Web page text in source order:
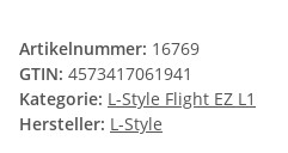
Artikelnummer: 16769
GTIN: 4573417061941
Kategorie: L-Style Flight EZ L1
Hersteller: L-Style